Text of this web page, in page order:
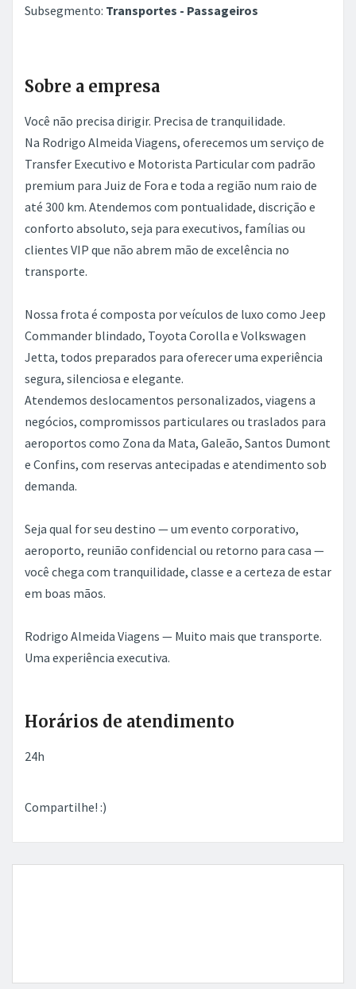
Subsegmento: Transportes - Passageiros
Sobre a empresa
Você não precisa dirigir. Precisa de tranquilidade.
Na Rodrigo Almeida Viagens, oferecemos um serviço de
Transfer Executivo e Motorista Particular com padrão
premium para Juiz de Fora e toda a região num raio de
até 300 km. Atendemos com pontualidade, discrição e
conforto absoluto, seja para executivos, famílias ou
clientes VIP que não abrem mão de excelência no
transporte.
Nossa frota é composta por veículos de luxo como Jeep
Commander blindado, Toyota Corolla e Volkswagen
Jetta, todos preparados para oferecer uma experiência
segura, silenciosa e elegante.
Atendemos deslocamentos personalizados, viagens a
negócios, compromissos particulares ou traslados para
aeroportos como Zona da Mata, Galeão, Santos Dumont
e Confins, com reservas antecipadas e atendimento sob
demanda.
Seja qual for seu destino — um evento corporativo,
aeroporto, reunião confidencial ou retorno para casa —
você chega com tranquilidade, classe e a certeza de estar
em boas mãos.
Rodrigo Almeida Viagens — Muito mais que transporte.
Uma experiência executiva.
Horários de atendimento
24h
Compartilhe! :)